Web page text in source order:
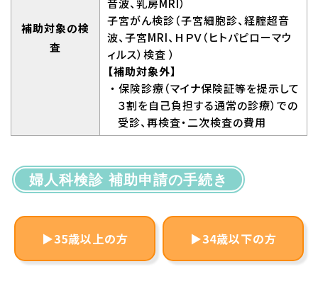
補助対象の検
査
音波、乳房MRI）
子宮がん検診（子宮細胞診、経腟超音
波、子宮MRI、ＨＰＶ（ヒトパピローマウ
ィルス）検査 ）
【補助対象外】
・保険診療（マイナ保険証等を提示して
３割を自己負担する通常の診療）での
受診、再検査・二次検査の費用
婦人科検診 補助申請の手続き
▶35歳以上の方 ▶34歳以下の方